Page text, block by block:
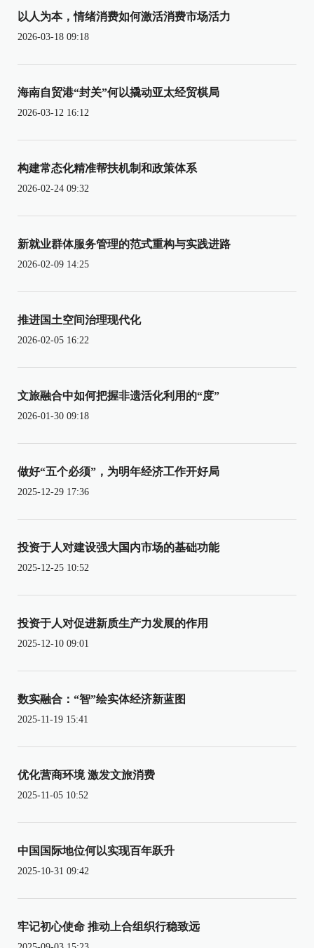
以人为本，情绪消费如何激活消费市场活力
2026-03-18 09:18
海南自贸港“封关”何以撬动亚太经贸棋局
2026-03-12 16:12
构建常态化精准帮扶机制和政策体系
2026-02-24 09:32
新就业群体服务管理的范式重构与实践进路
2026-02-09 14:25
推进国土空间治理现代化
2026-02-05 16:22
文旅融合中如何把握非遗活化利用的“度”
2026-01-30 09:18
做好“五个必须”，为明年经济工作开好局
2025-12-29 17:36
投资于人对建设强大国内市场的基础功能
2025-12-25 10:52
投资于人对促进新质生产力发展的作用
2025-12-10 09:01
数实融合：“智”绘实体经济新蓝图
2025-11-19 15:41
优化营商环境 激发文旅消费
2025-11-05 10:52
中国国际地位何以实现百年跃升
2025-10-31 09:42
牢记初心使命 推动上合组织行稳致远